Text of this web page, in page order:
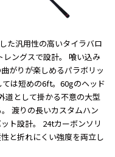
た汎用性の高いタイラバロ
ングスで設計。 喰い込み
がりが楽しめるパラボリッ
は短めの6ft。60gのヘッド
道として掛かる不意の大型
渡りの長いカスタムハン
ト設計。 24tカーボンソリ
と折れにくい強度を両立し